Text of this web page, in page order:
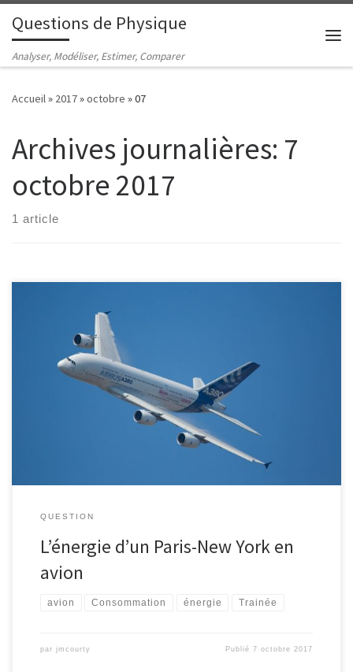
Passer au contenu
Questions de Physique
Analyser, Modéliser, Estimer, Comparer
Accueil» 2017»octobre »07
Archives journalières: 7
octobre 2017
1 article
Quel est l'équivalent en litres de kérosène de l'énergie minimale
nécessaire à un A380 pour effectuer un vol Paris-New York ?
QUESTION
L’énergie d’un Paris-New York en
avion
avion Consommation énergie Trainée
par jmcourty Publié7 octobre 2017